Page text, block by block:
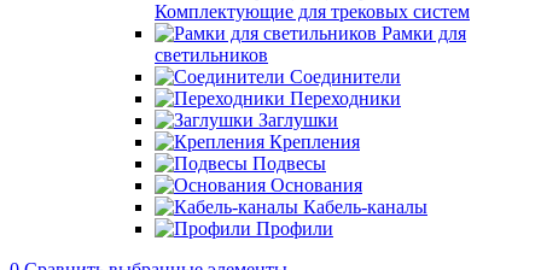
Комплектующие для трековых систем
Рамки для
светильников
Соединители
Переходники
Заглушки
Крепления
Подвесы
Основания
Кабель-каналы
Профили